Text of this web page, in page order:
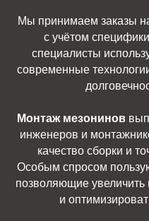
Мы принимаем заказы
с учётом
специалисты
современные
Монтаж мезонинов
инженеров и
качество сборки и
Особым спросом
позволяющие
и